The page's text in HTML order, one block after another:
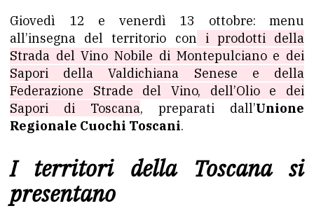
Giovedì 12 e venerdì 13 ottobre: menu
all’insegna del territorio con i prodotti della
Strada del Vino Nobile di Montepulciano e dei
Sapori della Valdichiana Senese e della
Federazione Strade del Vino, dell’Olio e dei
Sapori di Toscana, preparati dall’Unione
Regionale Cuochi Toscani.
I territori della Toscana si
presentano